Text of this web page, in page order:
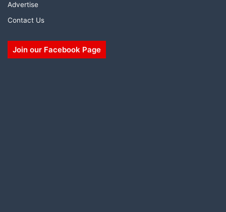
Advertise
Contact Us
Join our Facebook Page